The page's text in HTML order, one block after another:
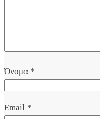
Όνομα *
Email *